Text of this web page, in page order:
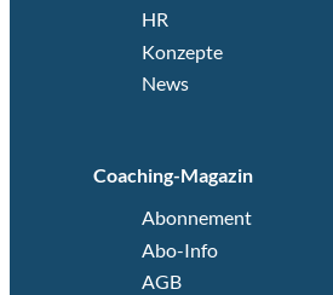
HR
Konzepte
News
Coaching-Magazin
Abonnement
Abo-Info
AGB